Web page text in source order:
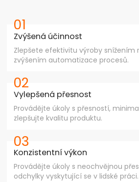
Zvýšená účinnost
01
Zlepšete efektivitu výroby snížením
zvýšením automatizace procesů.
Vylepšená přesnost
02
Provádějte úkoly s přesností,
zlepšujte kvalitu produktu.
Konzistentní výkon
03
Provádějte úkoly s neochvějnou
odchylky vyskytující se v lidské práci.